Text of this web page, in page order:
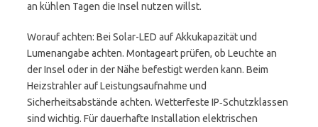
an kühlen Tagen die Insel nutzen willst.
Worauf achten: Bei Solar-LED auf Akkukapazität und
Lumenangabe achten. Montageart prüfen, ob Leuchte an
der Insel oder in der Nähe befestigt werden kann. Beim
Heizstrahler auf Leistungsaufnahme und
Sicherheitsabstände achten. Wetterfeste IP‑Schutzklassen
sind wichtig. Für dauerhafte Installation elektrischen